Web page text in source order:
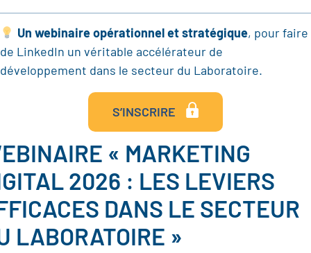
Un webinaire opérationnel et stratégique, pour faire
de LinkedIn un véritable accélérateur de
développement dans le secteur du Laboratoire.
S’INSCRIRE
« MARKETING
2026 : LES LEVIERS
DANS LE SECTEUR
LABORATOIRE »